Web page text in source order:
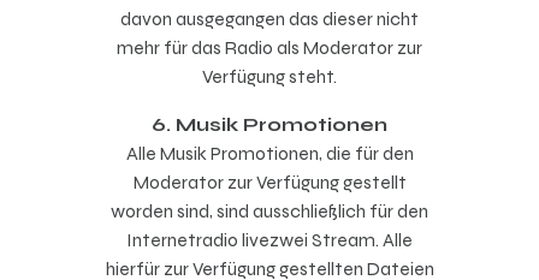
davon ausgegangen das dieser nicht
mehr für das Radio als Moderator zur
Verfügung steht.
6. Musik Promotionen
Alle Musik Promotionen, die für den
Moderator zur Verfügung gestellt
worden sind, sind ausschließlich für den
Internetradio livezwei Stream. Alle
hierfür zur Verfügung gestellten Dateien